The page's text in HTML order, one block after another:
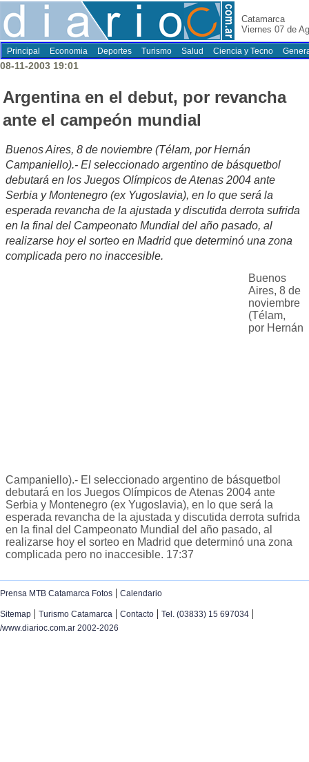
Catamarca
Viernes 07 de
Principal Economia Deportes Turismo Salud Ciencia y Tecno
08-11-2003 19:01
Argentina en el debut, por revancha
ante el campeón mundial
Buenos Aires, 8 de noviembre (Télam, por Hernán
Campaniello).- El seleccionado argentino de básquetbol
debutará en los Juegos Olímpicos de Atenas 2004 ante
Serbia y Montenegro (ex Yugoslavia), en lo que será la
esperada revancha de la ajustada y discutida derrota sufrida
en la final del Campeonato Mundial del año pasado, al
realizarse hoy el sorteo en Madrid que determinó una zona
complicada pero no inaccesible.
Buenos
Aires, 8 de
noviembre
(Télam,
por Hernán
Campaniello).- El seleccionado argentino de básquetbol
debutará en los Juegos Olímpicos de Atenas 2004 ante
Serbia y Montenegro (ex Yugoslavia), en lo que será la
esperada revancha de la ajustada y discutida derrota sufrida
en la final del Campeonato Mundial del año pasado, al
realizarse hoy el sorteo en Madrid que determinó una zona
complicada pero no inaccesible. 17:37
Prensa MTB Catamarca Fotos | Calendario
Sitemap | Turismo Catamarca | Contacto | Tel. (03833) 15 697034 |
/www.diarioc.com.ar 2002-2026